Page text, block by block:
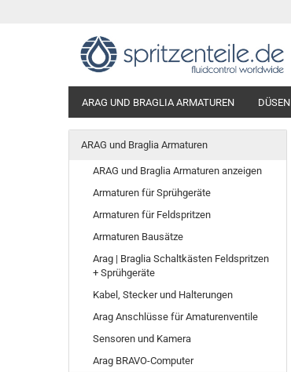
ARAG UND BRAGLIA ARMATUREN DÜSEN
ARAG und Braglia Armaturen
ARAG und Braglia Armaturen anzeigen
Armaturen für Sprühgeräte
Armaturen für Feldspritzen
Armaturen Bausätze
Arag | Braglia Schaltkästen Feldspritzen
+ Sprühgeräte
Kabel, Stecker und Halterungen
Arag Anschlüsse für Amaturenventile
Sensoren und Kamera
Arag BRAVO-Computer